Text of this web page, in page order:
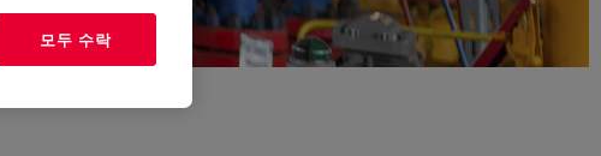
모두 수락